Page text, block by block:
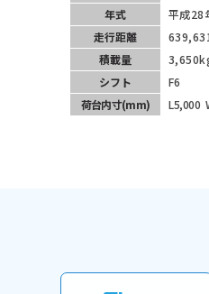
年式
平成28
走行距離
積載量
シフト
F6
荷台内寸(mm) L5,000